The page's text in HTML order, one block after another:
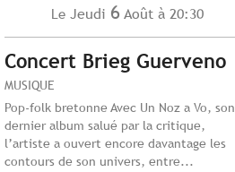
Le Jeudi 6 Août à 20:30
Concert Brieg Guerveno
MUSIQUE
Pop-folk bretonne Avec Un Noz a Vo, son
dernier album salué par la critique,
l’artiste a ouvert encore davantage les
contours de son univers, entre...